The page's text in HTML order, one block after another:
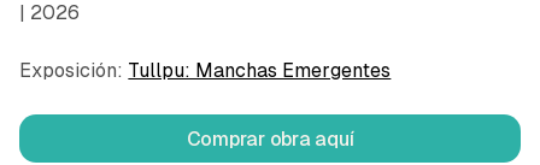
| 2026
Exposición: Tullpu: Manchas Emergentes
Comprar obra aquí